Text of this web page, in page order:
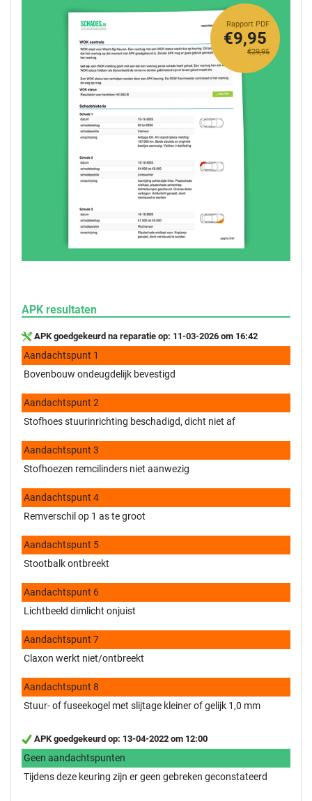
Rapport PDF
€29,95
€9,95
APK resultaten
APK goedgekeurd na reparatie op: 11-03-2026 om 16:42
Aandachtspunt 1
Bovenbouw ondeugdelijk bevestigd
Aandachtspunt 2
Stofhoes stuurinrichting beschadigd, dicht niet af
Aandachtspunt 3
Stofhoezen remcilinders niet aanwezig
Aandachtspunt 4
Remverschil op 1 as te groot
Aandachtspunt 5
Stootbalk ontbreekt
Aandachtspunt 6
Lichtbeeld dimlicht onjuist
Aandachtspunt 7
Claxon werkt niet/ontbreekt
Aandachtspunt 8
Stuur- of fuseekogel met slijtage kleiner of gelijk 1,0 mm
APK goedgekeurd op: 13-04-2022 om 12:00
Geen aandachtspunten
Tijdens deze keuring zijn er geen gebreken geconstateerd